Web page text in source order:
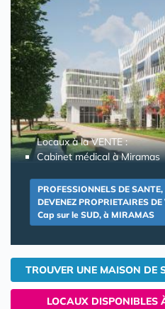
Locaux à la VENTE :
Cabinet médical à Miramas
PROFESSIONNELS DE SANTE,
DEVENEZ PROPRIETAIRES
Cap sur le SUD, à MIRAMAS
TROUVER UNE MAISON DE
LOCAUX DISPONIBLES